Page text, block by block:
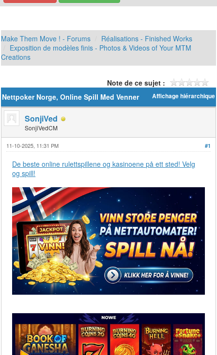
Make Them Move ! - Forums
Réalisations - Finished Works
Exposition de modèles finis - Photos & Videos of Your MTM
Creations
Note de ce sujet :
Affichage hiérarchique
Nettpoker Norge, Online Spill Med Venner
SonjiVed
SonjiVedCM
#1
11-10-2025, 11:31 PM
De beste online rulettspillene og kasinoene på ett sted! Velg
og spill!